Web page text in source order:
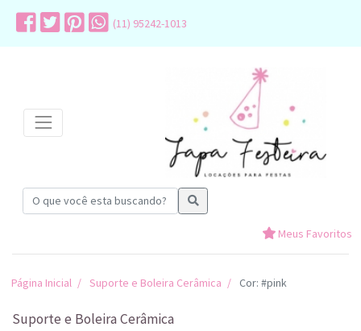
(11) 95242-1013
Meus Favoritos
Página Inicial Suporte e Boleira Cerâmica Cor: #pink
Suporte e Boleira Cerâmica